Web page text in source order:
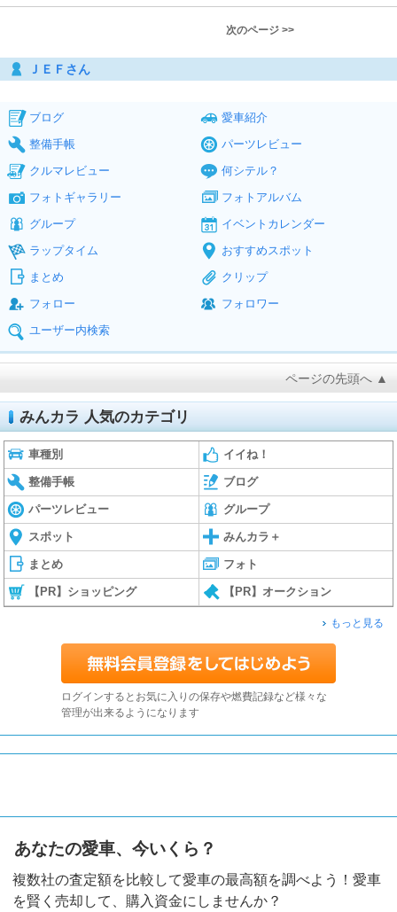
次のページ >>
ＪＥＦさん
ブログ
愛車紹介
整備手帳
パーツレビュー
クルマレビュー
何シテル？
フォトギャラリー
フォトアルバム
グループ
イベントカレンダー
ラップタイム
おすすめスポット
まとめ
クリップ
フォロー
フォロワー
ユーザー内検索
ページの先頭へ ▲
みんカラ 人気のカテゴリ
車種別 イイね！
整備手帳 ブログ
パーツレビュー グループ
スポット みんカラ＋
まとめ フォト
【PR】ショッピング 【PR】オークション
もっと見る
ログインするとお気に入りの保存や燃費記録など様々な
管理が出来るようになります
あなたの愛車、今いくら？
複数社の査定額を比較して愛車の最高額を調べよう！愛車
を賢く売却して、購入資金にしませんか？